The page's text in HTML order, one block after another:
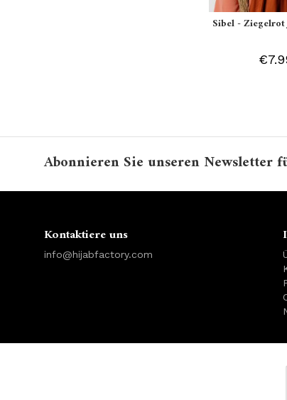
Sibel - Ziegelrot
Abonnieren Sie unseren Newsletter
Kontaktiere uns
info@hijabfactory.com